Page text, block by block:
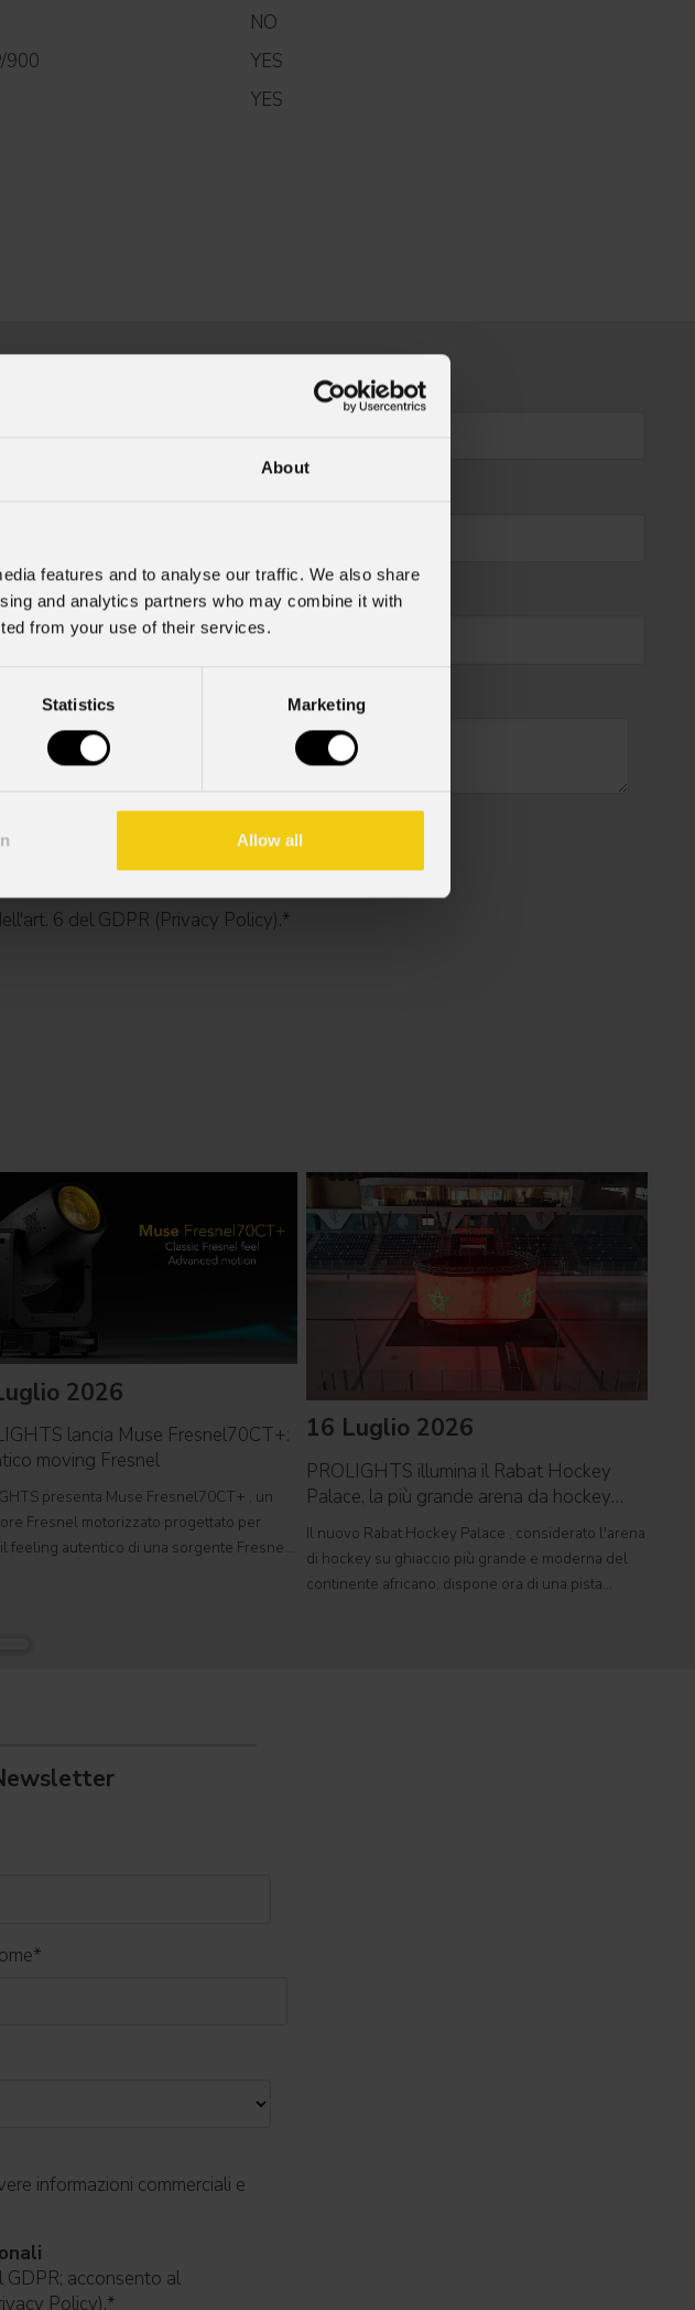
About
features and to analyse our traffic. We also share
and analytics partners who may combine it with
from your use of their services.
Statistics Marketing
Allow all
NO
900
YES
YES
6 del GDPR (Privacy Policy).*
2026
lancia Muse Fresnel70CT+:
moving Fresnel
presenta Muse Fresnel70CT+ , un
Fresnel motorizzato progettato per
feeling autentico di una sorgente Fresnel
16 Luglio 2026
PROLIGHTS illumina il Rabat Hockey
Palace, la più grande arena da hockey
d'Africa
Il nuovo Rabat Hockey Palace , considerato l'arena
di hockey su ghiaccio più grande e moderna del
continente africano, dispone ora di una pista
*
informazioni commerciali e
acconsento al
Policy).*